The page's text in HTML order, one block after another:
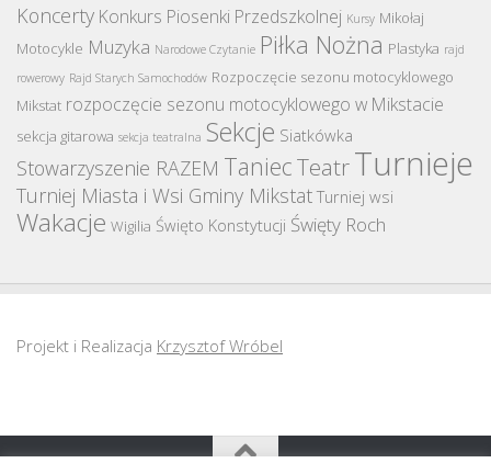
Koncerty Konkurs Piosenki Przedszkolnej Kursy Mikołaj
Motocykle Muzyka Narodowe Czytanie Piłka Nożna Plastyka rajd
rowerowy Rajd Starych Samochodów Rozpoczęcie sezonu motocyklowego
Mikstat rozpoczęcie sezonu motocyklowego w Mikstacie
sekcja gitarowa sekcja teatralna Sekcje Siatkówka
Stowarzyszenie RAZEM TaniecTeatrTurnieje
Turniej Miasta i Wsi Gminy Mikstat Turniej wsi
Wakacje Wigilia Święto Konstytucji Święty Roch
Projekt i Realizacja Krzysztof Wróbel